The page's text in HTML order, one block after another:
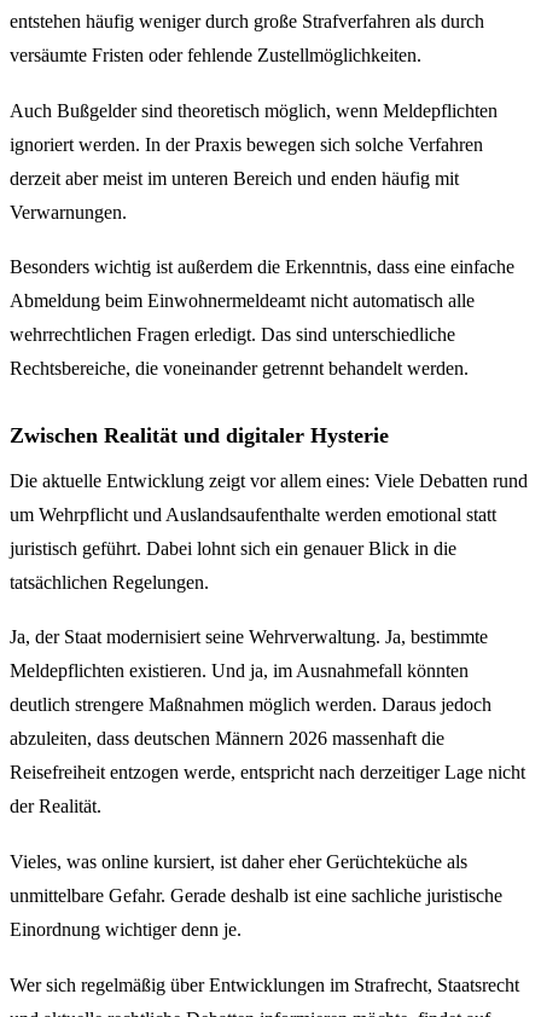
entstehen häufig weniger durch große Strafverfahren als durch
versäumte Fristen oder fehlende Zustellmöglichkeiten.
Auch Bußgelder sind theoretisch möglich, wenn Meldepflichten
ignoriert werden. In der Praxis bewegen sich solche Verfahren
derzeit aber meist im unteren Bereich und enden häufig mit
Verwarnungen.
Besonders wichtig ist außerdem die Erkenntnis, dass eine einfache
Abmeldung beim Einwohnermeldeamt nicht automatisch alle
wehrrechtlichen Fragen erledigt. Das sind unterschiedliche
Rechtsbereiche, die voneinander getrennt behandelt werden.
Zwischen Realität und digitaler Hysterie
Die aktuelle Entwicklung zeigt vor allem eines: Viele Debatten rund
um Wehrpflicht und Auslandsaufenthalte werden emotional statt
juristisch geführt. Dabei lohnt sich ein genauer Blick in die
tatsächlichen Regelungen.
Ja, der Staat modernisiert seine Wehrverwaltung. Ja, bestimmte
Meldepflichten existieren. Und ja, im Ausnahmefall könnten
deutlich strengere Maßnahmen möglich werden. Daraus jedoch
abzuleiten, dass deutschen Männern 2026 massenhaft die
Reisefreiheit entzogen werde, entspricht nach derzeitiger Lage nicht
der Realität.
Vieles, was online kursiert, ist daher eher Gerüchteküche als
unmittelbare Gefahr. Gerade deshalb ist eine sachliche juristische
Einordnung wichtiger denn je.
Wer sich regelmäßig über Entwicklungen im Strafrecht, Staatsrecht